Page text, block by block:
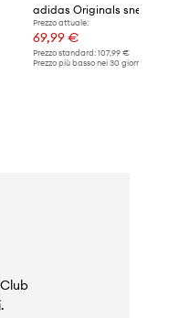
Prezzo attuale:
69,99 €
Prezzo standard: 107,99 €
Prezzo più basso nei 30 giorni